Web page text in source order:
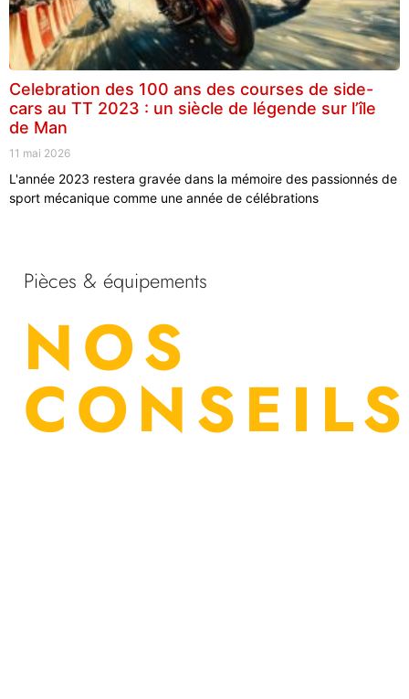
Celebration des 100 ans des courses de side-
cars au TT 2023 : un siècle de légende sur l’île
de Man
11 mai 2026
L'année 2023 restera gravée dans la mémoire des passionnés de
sport mécanique comme une année de célébrations
Pièces & équipements
NOS